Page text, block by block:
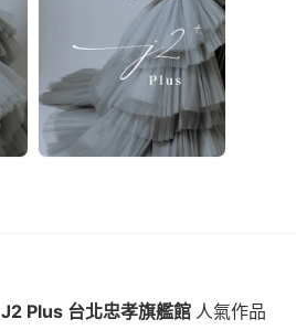
J2 Plus 台北忠孝旗艦館 人氣作品